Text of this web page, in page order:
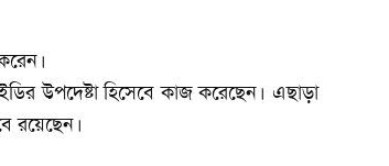
উপদেষ্টা হিসেবে কাজ করেছেন। এছাড়া
রয়েছেন।